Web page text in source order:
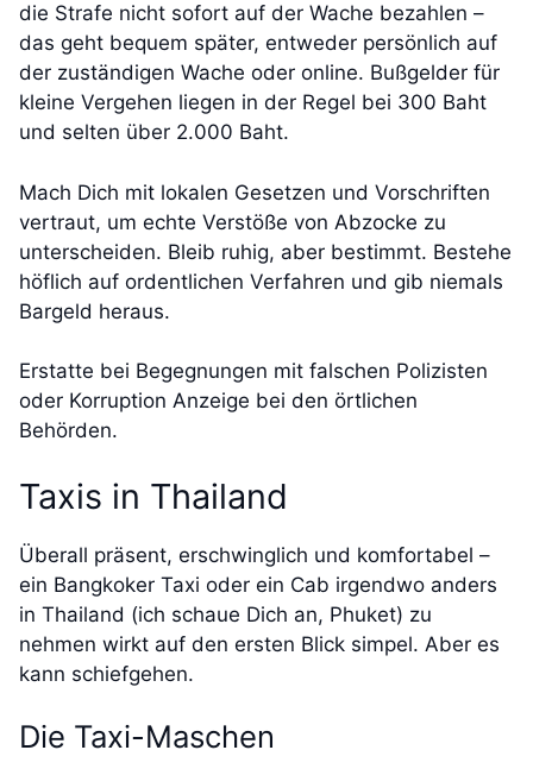
die Strafe nicht sofort auf der Wache bezahlen –
das geht bequem später, entweder persönlich auf
der zuständigen Wache oder online. Bußgelder für
kleine Vergehen liegen in der Regel bei 300 Baht
und selten über 2.000 Baht.
Mach Dich mit lokalen Gesetzen und Vorschriften
vertraut, um echte Verstöße von Abzocke zu
unterscheiden. Bleib ruhig, aber bestimmt. Bestehe
höflich auf ordentlichen Verfahren und gib niemals
Bargeld heraus.
Erstatte bei Begegnungen mit falschen Polizisten
oder Korruption Anzeige bei den örtlichen
Behörden.
Taxis in Thailand
Überall präsent, erschwinglich und komfortabel –
ein Bangkoker Taxi oder ein Cab irgendwo anders
in Thailand (ich schaue Dich an, Phuket) zu
nehmen wirkt auf den ersten Blick simpel. Aber es
kann schiefgehen.
Die Taxi-Maschen